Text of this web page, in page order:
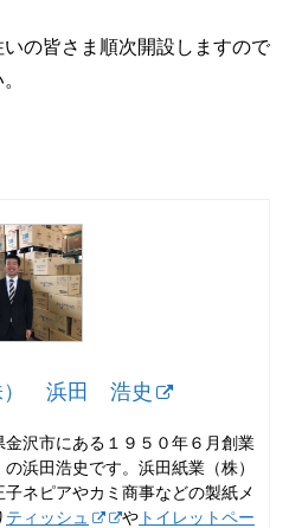
の皆さま順次開設しますので
） 浜田 浩史
沢市にある１９５０年６月創業
浜田浩史です。浜田紙業（株）
ネピアやカミ商事などの製紙メ
ティッシュ や トイレットペー